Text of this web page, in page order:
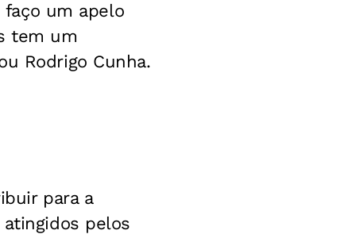
um apelo
tem um
Rodrigo Cunha.
para a
pelos